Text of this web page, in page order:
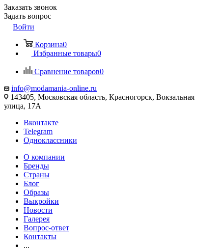
Заказать звонок
Задать вопрос
Войти
Корзина0
Избранные товары0
Сравнение товаров0
info@modamania-online.ru
143405, Московская область, Красногорск, Вокзальная
улица, 17А
Вконтакте
Telegram
Одноклассники
О компании
Бренды
Страны
Блог
Образы
Выкройки
Новости
Галерея
Вопрос-ответ
Контакты
...